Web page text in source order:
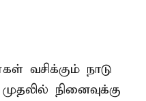
வசிக்கும் நாடு
நினைவுக்கு